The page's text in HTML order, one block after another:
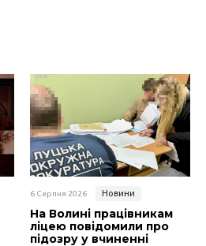
6 Серпня 2026 Новини
На Волині працівникам
ліцею повідомили про
підозру у вчиненні